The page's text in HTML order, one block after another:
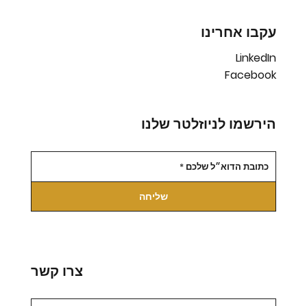
עקבו אחרינו
LinkedIn
Facebook
הירשמו לניוזלטר שלנו
שליחה
צרו קשר